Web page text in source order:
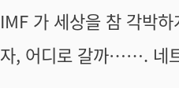
IMF 가 세상을 참 각박
자, 어디로 갈까…….